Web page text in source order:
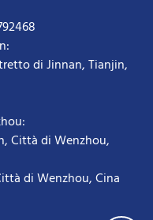
di Jinnan, Tianjin,
Città di Wenzhou,
di Wenzhou, Cina